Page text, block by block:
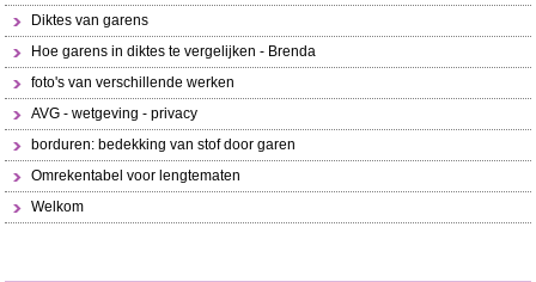
Diktes van garens
Hoe garens in diktes te vergelijken - Brenda
foto's van verschillende werken
AVG - wetgeving - privacy
borduren: bedekking van stof door garen
Omrekentabel voor lengtematen
Welkom